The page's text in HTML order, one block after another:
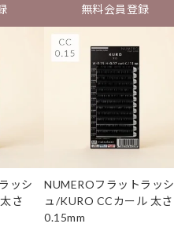
無料会員登録
ッシ
さ
NUMEROフラットラッシ
ュ/KURO CCカール 太さ
0.15mm